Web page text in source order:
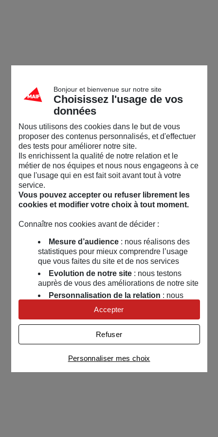
Bonjour et bienvenue sur notre site
Choisissez l'usage de vos
données
Nous utilisons des cookies dans le but de vous
proposer des contenus personnalisés, et d'effectuer
des tests pour améliorer notre site.
Ils enrichissent la qualité de notre relation et le
métier de nos équipes et nous nous engageons à ce
que l'usage qui en est fait soit avant tout à votre
service.
Vous pouvez accepter ou refuser librement les
cookies et modifier votre choix à tout moment.
Connaître nos cookies avant de décider :
Mesure d’audience: nous réalisons des
statistiques pour mieux comprendre l’usage
que vous faites du site et de nos services
Evolution de notre site: nous testons
auprès de vous des améliorations de notre site
Personnalisation de la relation : nous
nous servons de cookies pour adapter nos
contenus et personnaliser nos offres
Univers publicitaire: nous utilisons avec
nos partenaires des cookies pour afficher des
publicités personnalisées
Connaître notre politique cookies et la liste de nos
partenaires
Personnaliser mes choix
Refuser
Accepter